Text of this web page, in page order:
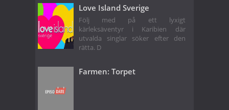
Love Island Sverige
Följ med på ett lyxigt
kärleksäventyr i Karibien där
utvalda singlar söker efter den
rätta. D
Farmen: Torpet